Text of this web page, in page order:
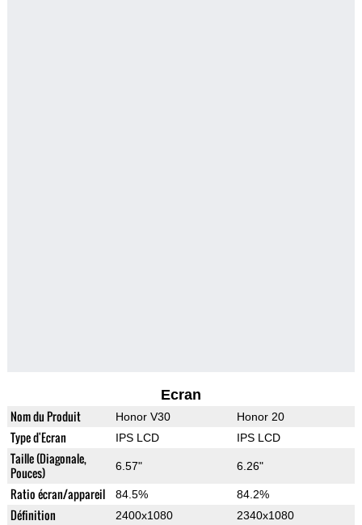
Ecran
Nom du Produit Honor V30 Honor 20
Type d'Ecran IPS LCD IPS LCD
Taille (Diagonale,
Pouces)
6.57" 6.26"
Ratio écran/appareil 84.5% 84.2%
Définition 2400x1080 2340x1080